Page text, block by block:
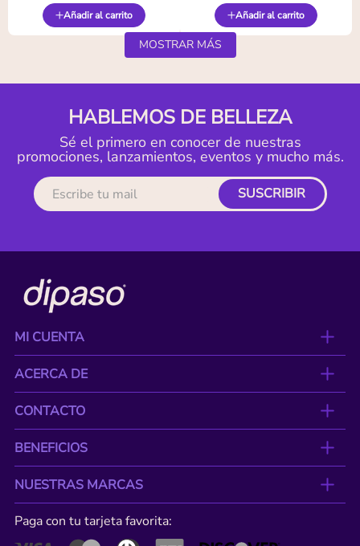
Añadir al carrito Añadir al carrito
MOSTRAR MÁS
HABLEMOS DE BELLEZA
Sé el primero en conocer de nuestras
promociones, lanzamientos, eventos y mucho más.
SUSCRIBIR
MI CUENTA
ACERCA DE
CONTACTO
BENEFICIOS
NUESTRAS MARCAS
Paga con tu tarjeta favorita: